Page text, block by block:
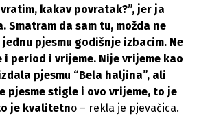
vratim, kakav povratak?”, jer ja
Smatram da sam tu, možda ne
pjesmu godišnje izbacim. Ne
i period i vrijeme. Nije vrijeme kao
pjesmu “Bela haljina”, ali
pjesme stigle i ovo vrijeme, to je
je kvalitetno – rekla je pjevačica.